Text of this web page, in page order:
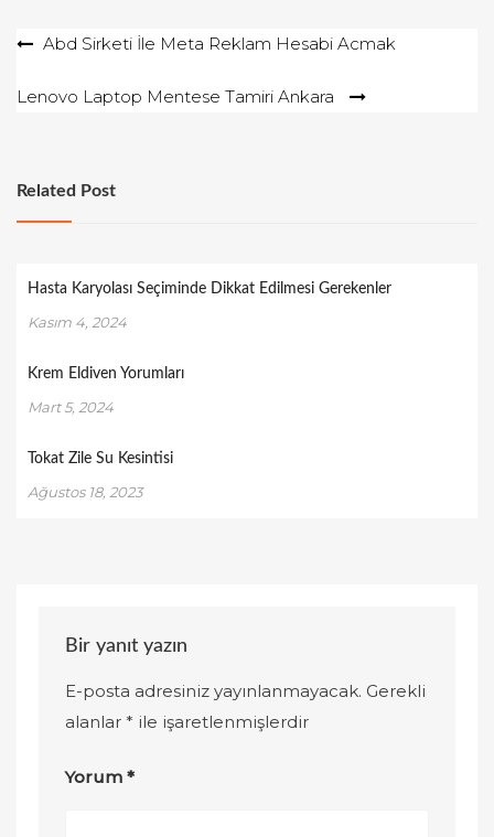
YazıAbd Sirketi İle Meta Reklam Hesabi Acmak
Lenovo Laptop Mentese Tamiri Ankara
Related Post
Hasta Karyolası Seçiminde Dikkat Edilmesi Gerekenler
Kasım 4, 2024
Krem Eldiven Yorumları
Mart 5, 2024
Tokat Zile Su Kesintisi
Ağustos 18, 2023
Bir yanıt yazın
E-posta adresiniz yayınlanmayacak. Gerekli
alanlar* ile işaretlenmişlerdir
Yorum*